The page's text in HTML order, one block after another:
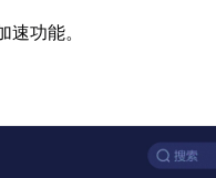
功能。